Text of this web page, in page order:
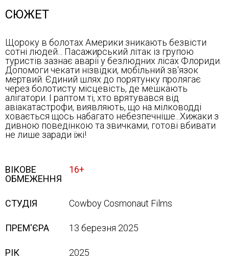
СЮЖЕТ
Щороку в болотах Америки зникають безвісти
сотні людей... Пасажирський літак із групою
туристів зазнає аварії у безлюдних лісах Флориди.
Допомоги чекати нізвідки, мобільний зв'язок
мертвий. Єдиний шлях до порятунку пролягає
через болотисту місцевість, де мешкають
алігатори. І раптом ті, хто врятувався від
авіакатастрофи, виявляють, що на мілководді
ховається щось набагато небезпечніше...Хижаки з
дивною поведінкою та звичками, готові вбивати
не лише заради їжі!
ВІКОВЕ
ОБМЕЖЕННЯ
16+
СТУДІЯ Cowboy Cosmonaut Films
ПРЕМ'ЄРА 13 березня 2025
РІК 2025